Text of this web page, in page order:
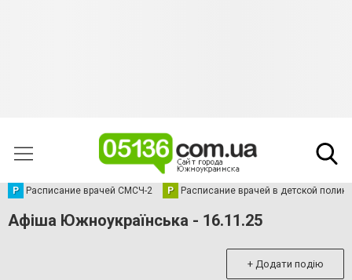
Р Расписание врачей СМСЧ-2 Р Расписание врачей в детской
Афіша Южноукраїнська - 16.11.25
+ Додати подію